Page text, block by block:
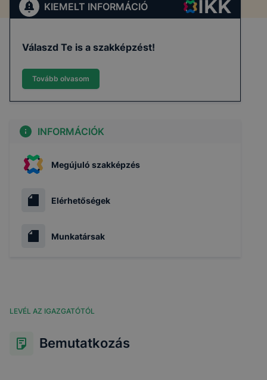
KIEMELT INFORMÁCIÓ
Válaszd Te is a szakképzést!
Tovább olvasom
INFORMÁCIÓK
Megújuló szakképzés
Elérhetőségek
Munkatársak
LEVÉL AZ IGAZGATÓTÓL
Bemutatkozás